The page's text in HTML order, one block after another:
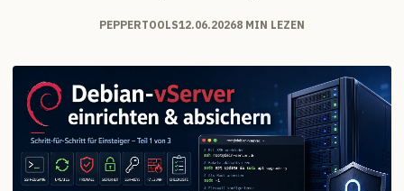
PEPPERTOOLS12.06.20268 MIN LEZEN